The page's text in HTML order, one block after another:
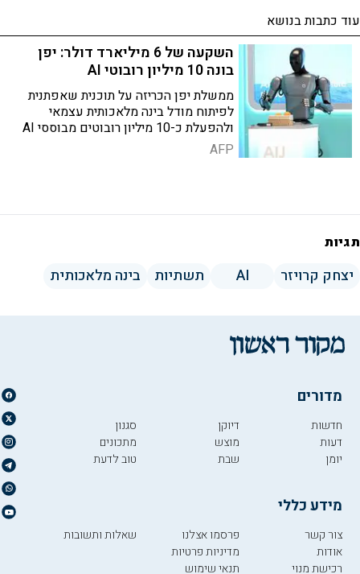
עוד כתבות בנושא
השקעה של 6 מיליארד דולר: יפן
בונה 10 מיליון רובוטי AI
ממשלת יפן הכריזה על תוכנית שאפתנית
לפיתוח מודל בינה מלאכותית עצמאי
ולהפעלת כ-10 מיליון רובוטים מבוססי AI
ולהפחית תלות בארה"ב ובסין
AFP
תגיות
יצחק קרויזר AI תשתיות בינה מלאכותית
מדורים
חדשות
דעות
יומן
דיוקן
מוצש
שבת
סגנון
מתכונים
טוב לדעת
מידע כללי
צור קשר
אודות
רכישת מנוי
פרסמו אצלנו
מדיניות פרטיות
תנאי שימוש
שאלות ותשובות